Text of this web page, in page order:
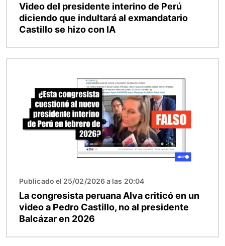
Video del presidente interino de Perú
diciendo que indultará al exmandatario
Castillo se hizo con IA
Publicado el 25/02/2026 a las 20:04
La congresista peruana Alva criticó en un
video a Pedro Castillo, no al presidente
Balcázar en 2026